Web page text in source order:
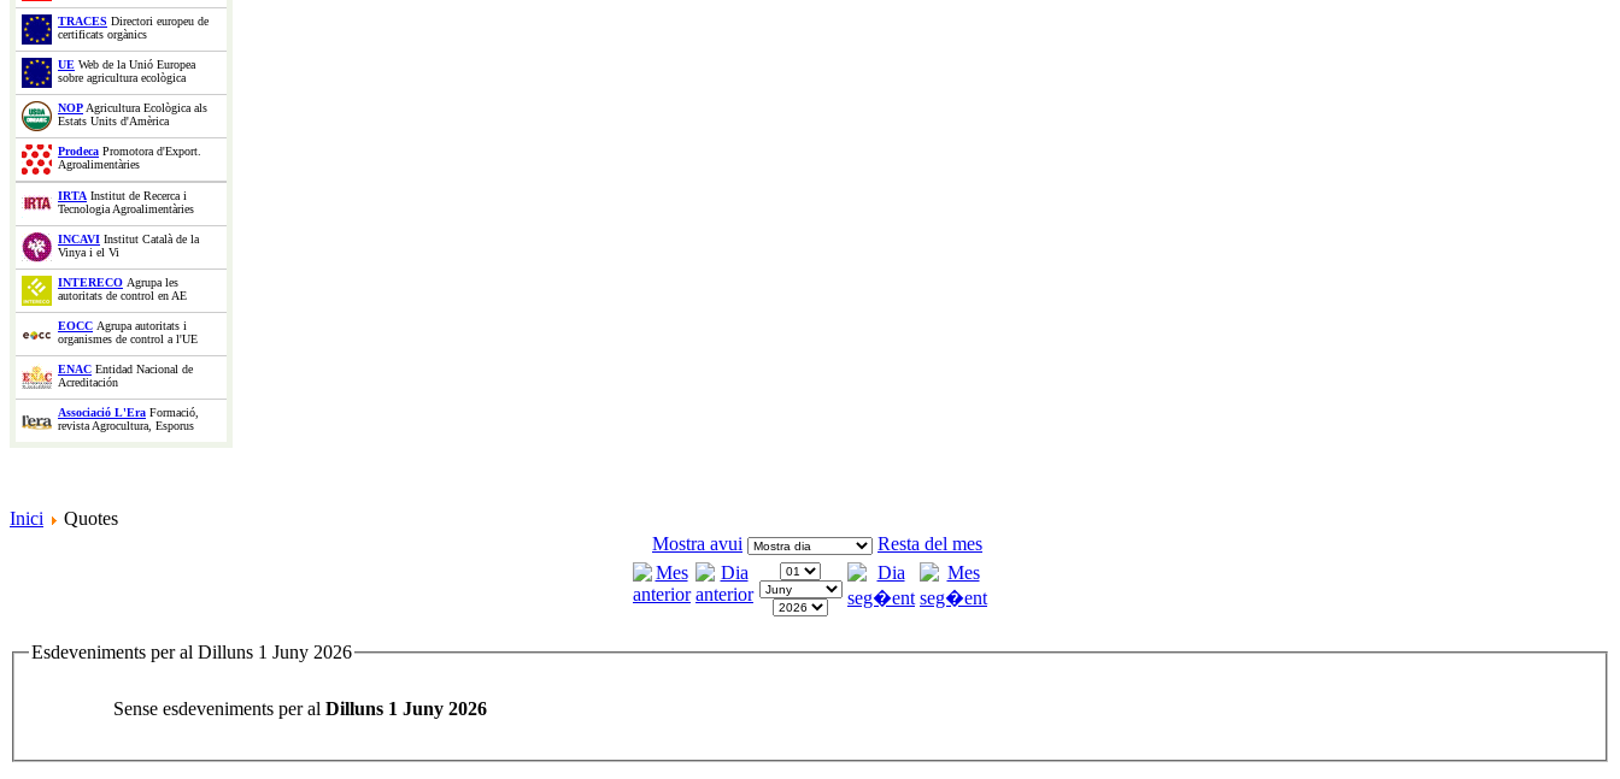
TRACES Directori europeu de
certificats orgànics
UE Web de la Unió Europea
sobre agricultura ecològica
NOPAgricultura Ecològica als
Estats Units d'Amèrica
Prodeca Promotora d'Export.
Agroalimentàries
IRTA Institut de Recerca i
Tecnologia Agroalimentàries
INCAVI Institut Català de la
Vinya i el Vi
INTERECO Agrupa les
autoritats de control en AE
EOCC Agrupa autoritats i
organismes de control a l'UE
ENAC Entidad Nacional de
Acreditación
Associació L'Era Formació,
revista Agrocultura, Esporus
Inici
Quotes
Mostra avui
Resta del mes
Esdeveniments per al Dilluns 1 Juny 2026
Sense esdeveniments per al Dilluns 1 Juny 2026